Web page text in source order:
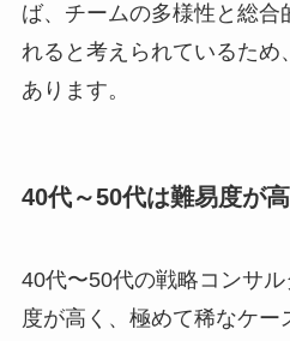
ば、チームの多様性と総合
れると考えられているため
あります。
40代～50代は難易度が
40代〜50代の戦略コンサ
度が高く、極めて稀なケー